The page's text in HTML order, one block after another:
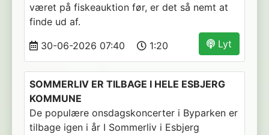
været på fiskeauktion før, er det så nemt at
finde ud af.
Lyt
30-06-2026 07:40 1:20
SOMMERLIV ER TILBAGE I HELE ESBJERG
KOMMUNE
De populære onsdagskoncerter i Byparken er
tilbage igen i år I Sommerliv i Esbjerg